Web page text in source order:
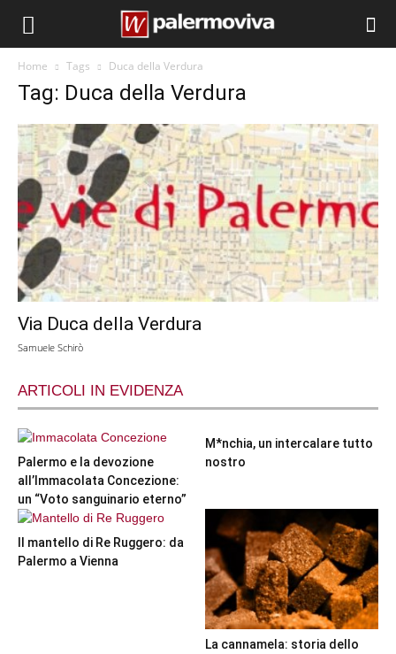
Home Tags Duca della Verdura
Tag: Duca della Verdura
Via Duca della Verdura
Samuele Schirò
ARTICOLI IN EVIDENZA
Palermo e la devozione
all’Immacolata Concezione:
un “Voto sanguinario eterno”
M*nchia, un intercalare tutto
nostro
Il mantello di Re Ruggero: da
Palermo a Vienna
La cannamela: storia dello